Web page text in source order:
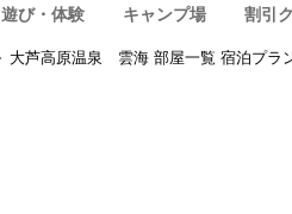
遊び・体験 キャンプ場 割引
大芦高原温泉 雲海 部屋一覧 宿泊プラ